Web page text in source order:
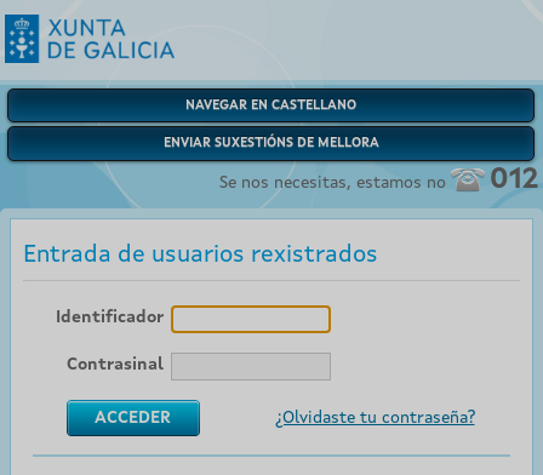
NAVEGAR EN CASTELLANO
ENVIAR SUXESTIÓNS DE MELLORA
Se nos necesitas, estamos no 012
Entrada de usuarios rexistrados
Identificador
Contrasinal
¿Olvidaste tu contraseña?